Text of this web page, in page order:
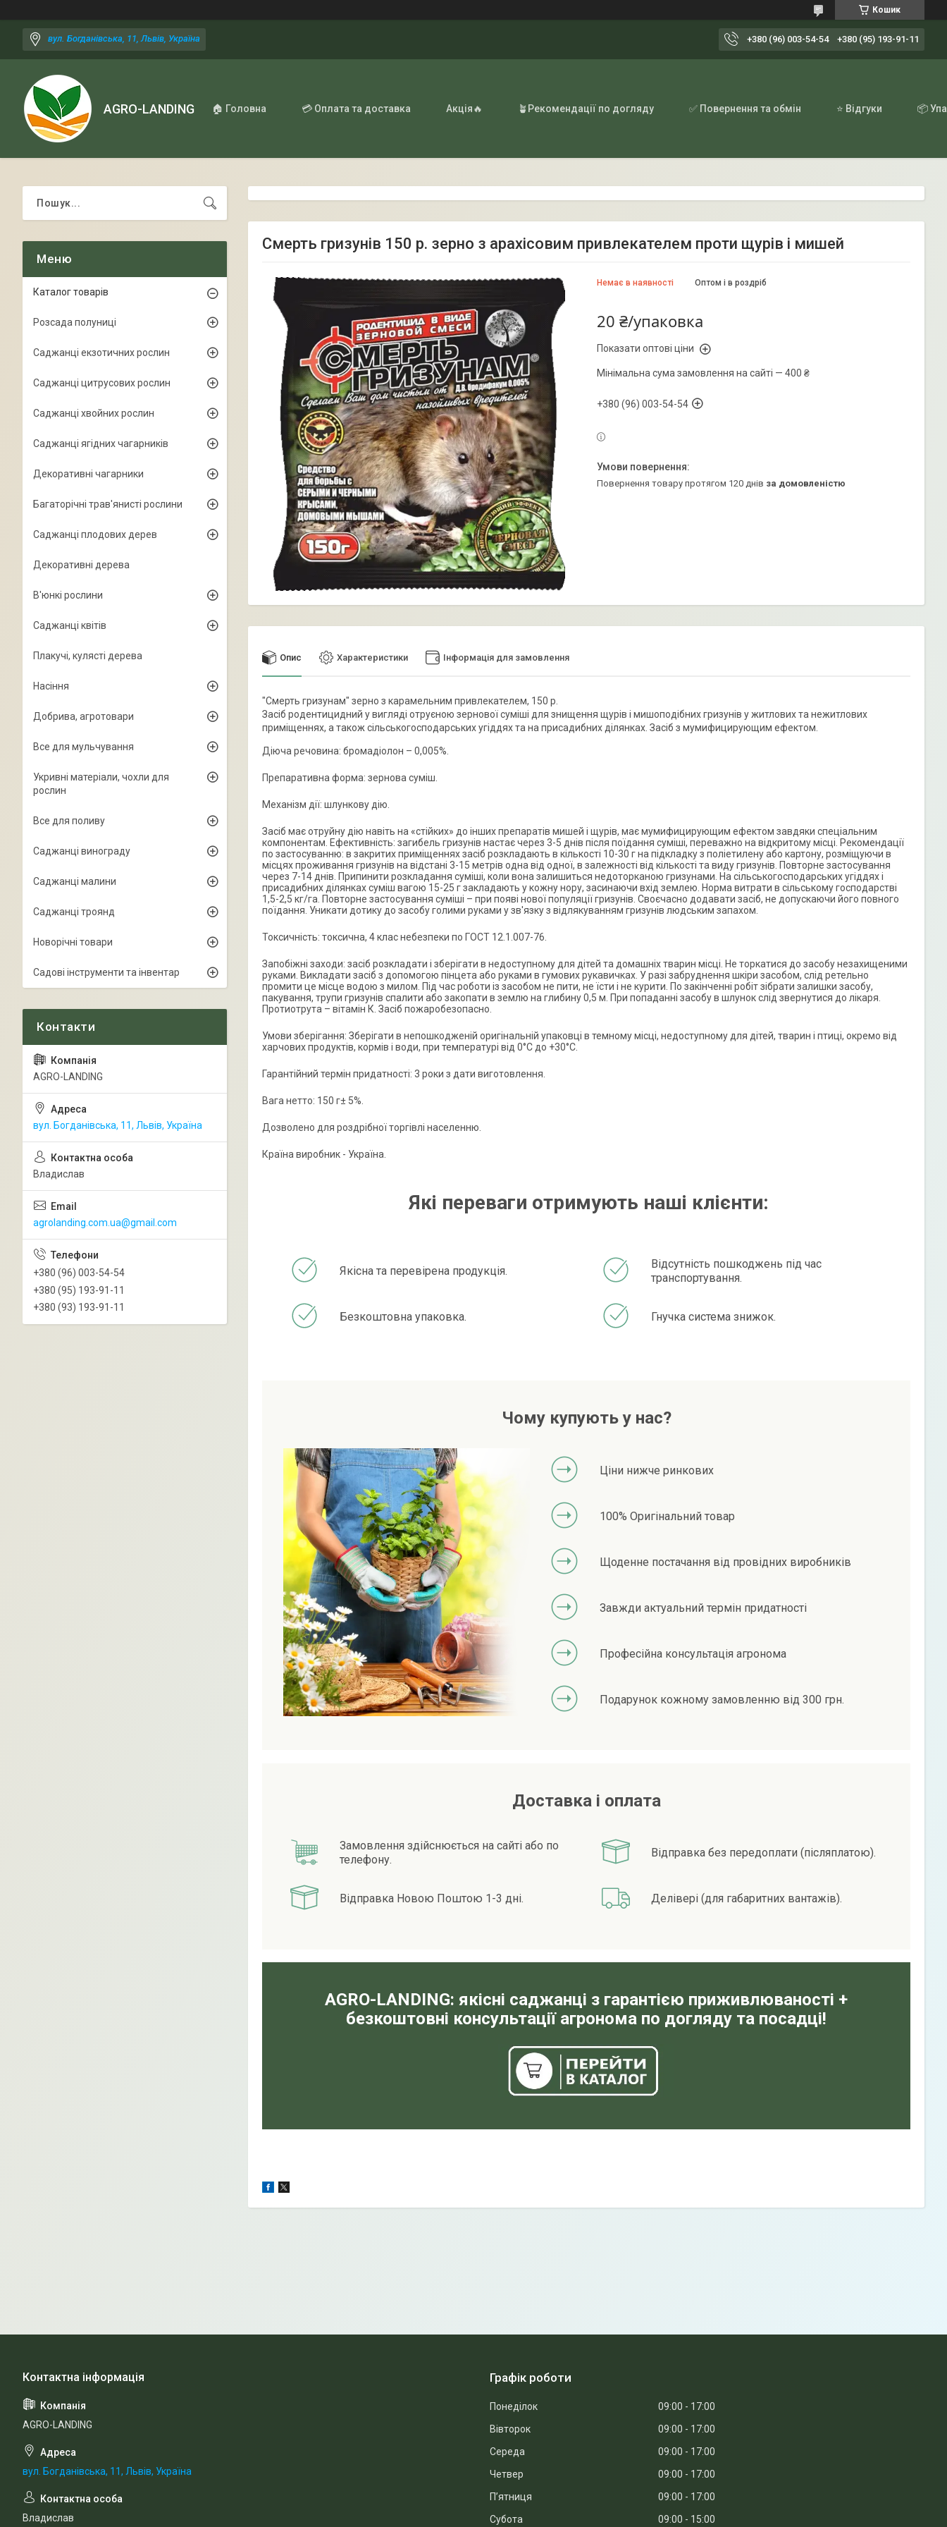
Кошик
вул. Богданівська, 11, Львів, Україна +380 (96) 003-54-54 +380 (95) 193-91-11
AGRO-LANDING 🏠 Головна 💳 Оплата та доставка Акція🔥 🪴Рекомендації по догляду ✅ Повернення та обмін ⭐ Відгуки 📦
Смерть гризунів 150 р. зерно з арахісовим привлекателем проти щурів і мишей
Немає в наявності Оптом і в роздріб
20 ₴/упаковка
Показати оптові ціни
Мінімальна сума замовлення на сайті — 400 ₴
+380 (96) 003-54-54
повернення товару протягом 120 днів за домовленістю
Опис Характеристики Інформація для замовлення
"Смерть гризунам" зерно з карамельним привлекателем, 150 р.
Засіб родентицидний у вигляді отруєною зернової суміші для знищення щурів і мишоподібних гризунів у житлових та нежитлових
приміщеннях, а також сільськогосподарських угіддях та на присадибних ділянках. Засіб з мумифицирующим ефектом.
Діюча речовина: бромадіолон – 0,005%.
Препаративна форма: зернова суміш.
Механізм дії: шлункову дію.
Засіб має отруйну дію навіть на «стійких» до інших препаратів мишей і щурів, має мумифицирующим ефектом завдяки спеціальним
компонентам. Ефективність: загибель гризунів настає через 3-5 днів після поїдання суміші, переважно на відкритому місці. Рекомендації
по застосуванню: в закритих приміщеннях засіб розкладають в кількості 10-30 г на підкладку з поліетилену або картону, розміщуючи в
місцях проживання гризунів на відстані 3-15 метрів одна від одної, в залежності від кількості та виду гризунів. Повторне застосування
через 7-14 днів. Припинити розкладання суміші, коли вона залишиться недоторканою гризунами. На сільськогосподарських угіддях і
присадибних ділянках суміш вагою 15-25 г закладають у кожну нору, засинаючи вхід землею. Норма витрати в сільському господарстві
1,5-2,5 кг/га. Повторне застосування суміші – при появі нової популяції гризунів. Своєчасно додавати засіб, не допускаючи його повного
поїдання. Уникати дотику до засобу голими руками у зв'язку з відлякуванням гризунів людським запахом.
Токсичність: токсична, 4 клас небезпеки по ГОСТ 12.1.007-76.
Запобіжні заходи: засіб розкладати і зберігати в недоступному для дітей та домашніх тварин місці. Не торкатися до засобу незахищеними
руками. Викладати засіб з допомогою пінцета або руками в гумових рукавичках. У разі забруднення шкіри засобом, слід ретельно
промити це місце водою з милом. Під час роботи із засобом не пити, не їсти і не курити. По закінченні робіт зібрати залишки засобу,
пакування, трупи гризунів спалити або закопати в землю на глибину 0,5 м. При попаданні засобу в шлунок слід звернутися до лікаря.
Протиотрута – вітамін К. Засіб пожаробезопасно.
Умови зберігання: Зберігати в непошкодженій оригінальній упаковці в темному місці, недоступному для дітей, тварин і птиці, окремо від
харчових продуктів, кормів і води, при температурі від 0°C до +30°С.
Гарантійний термін придатності: 3 роки з дати виготовлення.
Вага нетто: 150 г± 5%.
Дозволено для роздрібної торгівлі населенню.
Країна виробник - Україна.
Які переваги отримують наші клієнти:
Якісна та перевірена продукція.
Безкоштовна упаковка.
Відсутність пошкоджень під час
транспортування.
Гнучка система знижок.
Чому купують у нас?
Ціни нижче ринкових
100% Оригінальний товар
Щоденне постачання від провідних виробників
Завжди актуальний термін придатності
Професійна консультація агронома
Подарунок кожному замовленню від 300 грн.
Доставка і оплата
Замовлення здійснюється на сайті або по
телефону.
Відправка Новою Поштою 1-3 дні.
Відправка без передоплати (післяплатою).
Делівері (для габаритних вантажів).
AGRO-LANDING: якісні саджанці з гарантією приживлюваності +
безкоштовні консультації агронома по догляду та посадці!
Каталог товарів
Розсада полуниці
Саджанці екзотичних рослин
Саджанці цитрусових рослин
Саджанці хвойних рослин
Саджанці ягідних чагарників
Декоративні чагарники
Багаторічні трав'янисті рослини
Саджанці плодових дерев
Декоративні дерева
В'юнкі рослини
Саджанці квітів
Плакучі, кулясті дерева
Насіння
Добрива, агротовари
Все для мульчування
Укривні матеріали, чохли для
рослин
Все для поливу
Саджанці винограду
Саджанці малини
Саджанці троянд
Новорічні товари
Садові інструменти та інвентар
AGRO-LANDING
вул. Богданівська, 11, Львів, Україна
Владислав
agrolanding.com.ua@gmail.com
+380 (96) 003-54-54
+380 (95) 193-91-11
+380 (93) 193-91-11
AGRO-LANDING
вул. Богданівська, 11, Львів, Україна
Владислав
Графік роботи
Понеділок 09:00
17:00
Вівторок
09:00
17:00
Середа
09:00
17:00
Четвер
09:00
17:00
Пʼятниця
09:00
17:00
Субота
09:00 15:00